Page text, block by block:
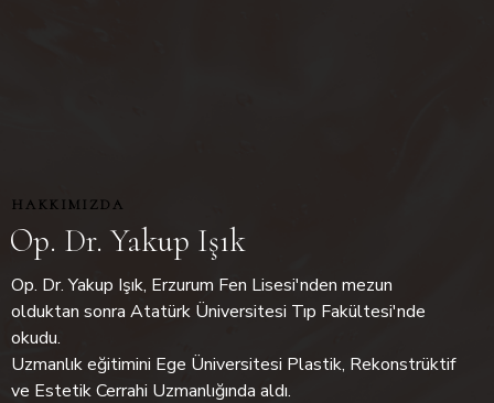
HAKKIMIZDA
Op. Dr. Yakup Işık
Op. Dr. Yakup Işık, Erzurum Fen Lisesi'nden mezun
olduktan sonra Atatürk Üniversitesi Tıp Fakültesi'nde
okudu.
Uzmanlık eğitimini Ege Üniversitesi Plastik, Rekonstrüktif
ve Estetik Cerrahi Uzmanlığında aldı.